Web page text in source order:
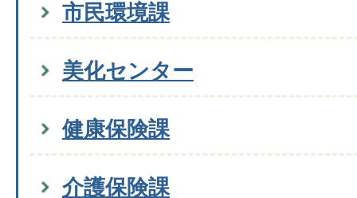
市民環境課
美化センター
健康保険課
介護保険課